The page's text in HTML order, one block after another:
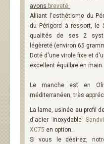
avons breveté.
Alliant l'esthétisme du
du Périgord à ressort, le
qualités de ses 2
légèreté (environ 65
Doté d'une virole fixe et
excellent équilbre en main.
Le manche est en
méditerranéen, très
La lame, usinée au profil
d'acier inoxydable
XC75 en option.
Si vous le désirez,